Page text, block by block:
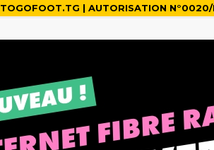
TOGOFOOT.TG | AUTORISATION